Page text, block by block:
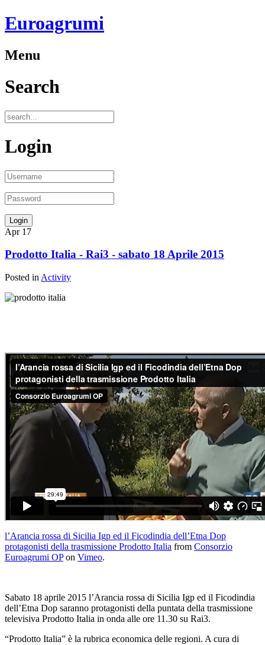
Euroagrumi
Menu
Search
Login
Apr 17
Prodotto Italia - Rai3 - sabato 18 Aprile 2015
Posted in Activity
l’Arancia rossa di Sicilia Igp ed il Ficodindia dell’Etna Dop
protagonisti della trasmissione Prodotto Italia from Consorzio
Euroagrumi OPon Vimeo.
Sabato 18 aprile 2015 l’Arancia rossa di Sicilia Igp ed il Ficodindia
dell’Etna Dop saranno protagonisti della puntata della trasmissione
televisiva Prodotto Italia in onda alle ore 11.30 su Rai3.
“Prodotto Italia” è la rubrica economica delle regioni. A cura di